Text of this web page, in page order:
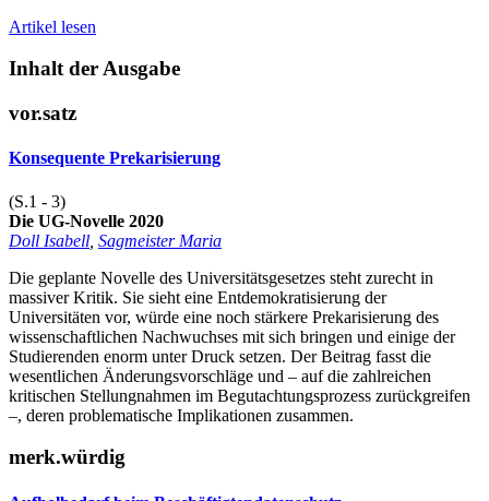
Artikel lesen
Inhalt der Ausgabe
vor.satz
Konsequente Prekarisierung
(S.1 - 3)
Die UG-Novelle 2020
Doll Isabell Sagmeister Maria
Die geplante Novelle des Universitätsgesetzes steht zurecht in
massiver Kritik. Sie sieht eine Entdemokratisierung der
Universitäten vor, würde eine noch stärkere Prekarisierung des
wissenschaftlichen Nachwuchses mit sich bringen und einige der
Studierenden enorm unter Druck setzen. Der Beitrag fasst die
wesentlichen Änderungsvorschläge und – auf die zahlreichen
kritischen Stellungnahmen im Begutachtungsprozess zurückgreifen
–, deren problematische Implikationen zusammen.
merk.würdig